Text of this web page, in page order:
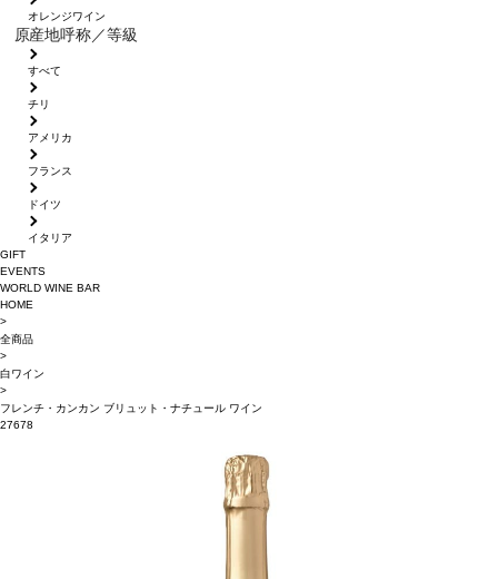
オレンジワイン
原産地呼称／等級
すべて
チリ
アメリカ
フランス
ドイツ
イタリア
GIFT
EVENTS
WORLD WINE BAR
HOME
>
全商品
>
白ワイン
>
フレンチ・カンカン ブリュット・ナチュール ワイン
27678